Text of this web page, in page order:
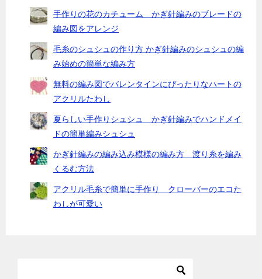
手作りの花のカチューム かぎ針編みのブレードの
編み図をアレンジ
毛糸のシュシュの作り方 かぎ針編みのシュシュの編
み始めの簡単な編み方
無料の編み図でバレンタインにぴったりなハートの
アクリルたわし
夏らしい手作りシュシュ かぎ針編みでハンドメイ
ドの簡単編みシュシュ
かぎ針編みの編み込み模様の編み方 渡り糸を編み
くるむ方法
アクリル毛糸で簡単に手作り クローバーのエコた
わしが可愛い